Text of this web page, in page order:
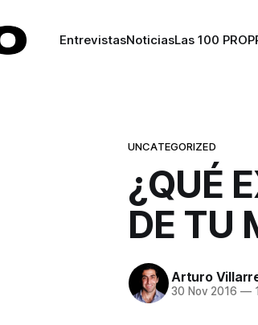
EntrevistasNoticiasLas 100 PRO
UNCATEGORIZED
¿QUÉ
DE TU
Arturo
30 Nov 2016 —